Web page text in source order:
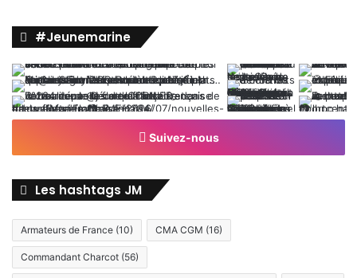
#Jeunemarine
Suivez-nous
Les hashtags JM
Armateurs de France (10) CMA CGM (16)
Commandant Charcot (56)